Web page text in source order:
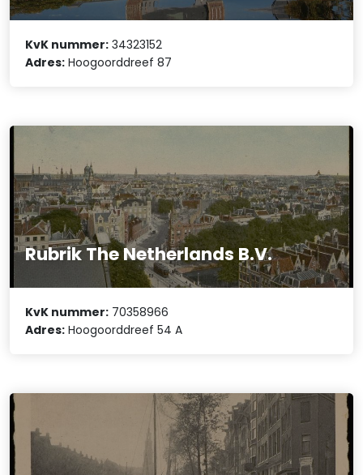
KvK nummer: 34323152
Adres: Hoogoorddreef 87
Rubrik The Netherlands B.V.
KvK nummer: 70358966
Adres: Hoogoorddreef 54 A